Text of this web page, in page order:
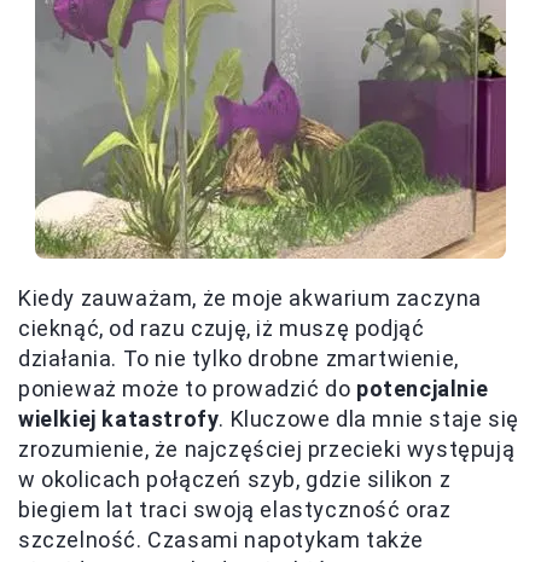
Kiedy zauważam, że moje akwarium zaczyna
cieknąć, od razu czuję, iż muszę podjąć
działania. To nie tylko drobne zmartwienie,
ponieważ może to prowadzić do potencjalnie
wielkiej katastrofy. Kluczowe dla mnie staje się
zrozumienie, że najczęściej przecieki występują
w okolicach połączeń szyb, gdzie silikon z
biegiem lat traci swoją elastyczność oraz
szczelność. Czasami napotykam także